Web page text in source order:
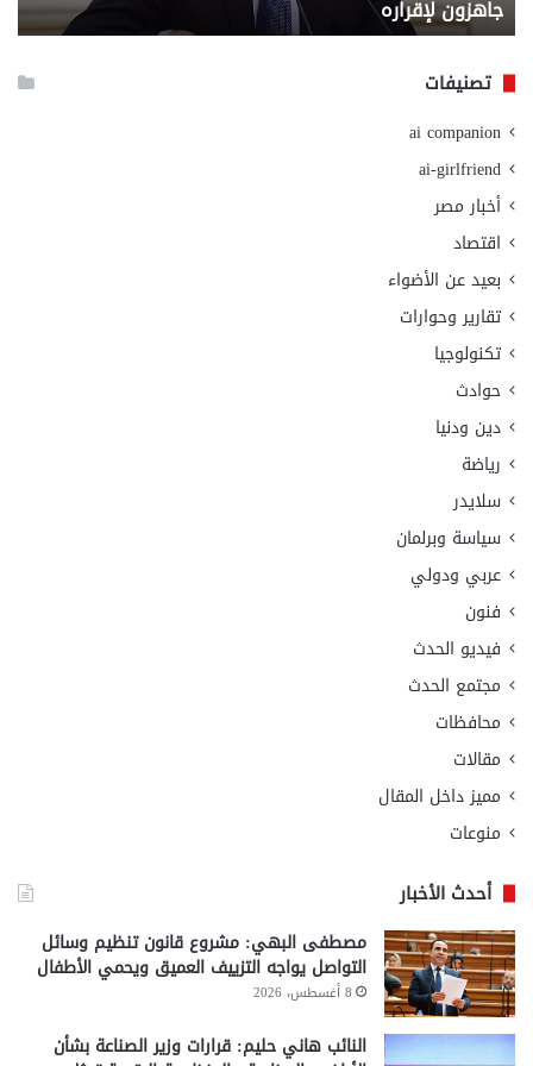
جاهزون لإقراره
تصنيفات
ai companion
ai-girlfriend
أخبار مصر
اقتصاد
بعيد عن الأضواء
تقارير وحوارات
تكنولوجيا
حوادث
دين ودنيا
رياضة
سلايدر
سياسة وبرلمان
عربي ودولي
فنون
فيديو الحدث
مجتمع الحدث
محافظات
مقالات
مميز داخل المقال
منوعات
أحدث الأخبار
مصطفى البهي: مشروع قانون تنظيم وسائل
التواصل يواجه التزييف العميق ويحمي الأطفال
8 أغسطس، 2026
النائب هاني حليم: قرارات وزير الصناعة بشأن